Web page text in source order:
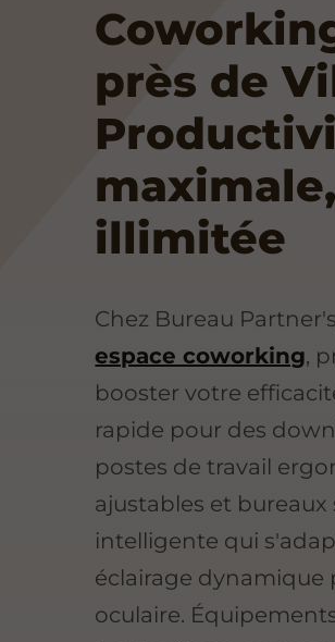
près de
illimitée
Chez Bureau
espace coworking,
booster votre
rapide pour des
postes de travail
ajustables et
intelligente qui
éclairage dynamique
oculaire.